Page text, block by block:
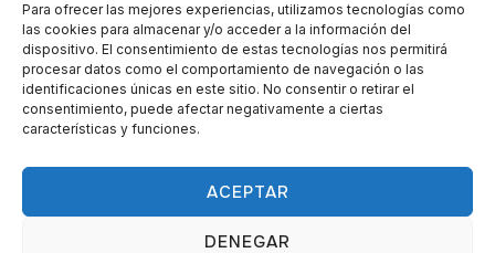
Para ofrecer las mejores experiencias, utilizamos tecnologías como
las cookies para almacenar y/o acceder a la información del
dispositivo. El consentimiento de estas tecnologías nos permitirá
procesar datos como el comportamiento de navegación o las
identificaciones únicas en este sitio. No consentir o retirar el
consentimiento, puede afectar negativamente a ciertas
características y funciones.
ACEPTAR
DENEGAR
622 290 586
info@dronecadiz.com
Audiovisual
Portfolio
Blog Contacto